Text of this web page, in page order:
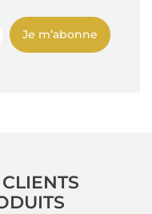
Je m’abonne